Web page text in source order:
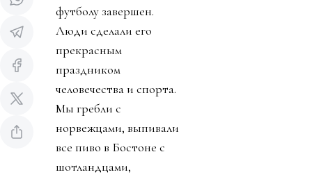
футболу завершен.
Люди сделали его
прекрасным
праздником
человечества и спорта.
Мы гребли с
норвежцами, выпивали
все пиво в Бостоне с
шотландцами,